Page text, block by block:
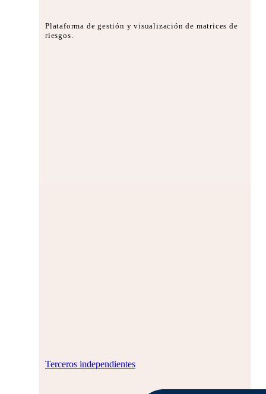
Plataforma de gestión y visualización de matrices de
riesgos.
Terceros independientes